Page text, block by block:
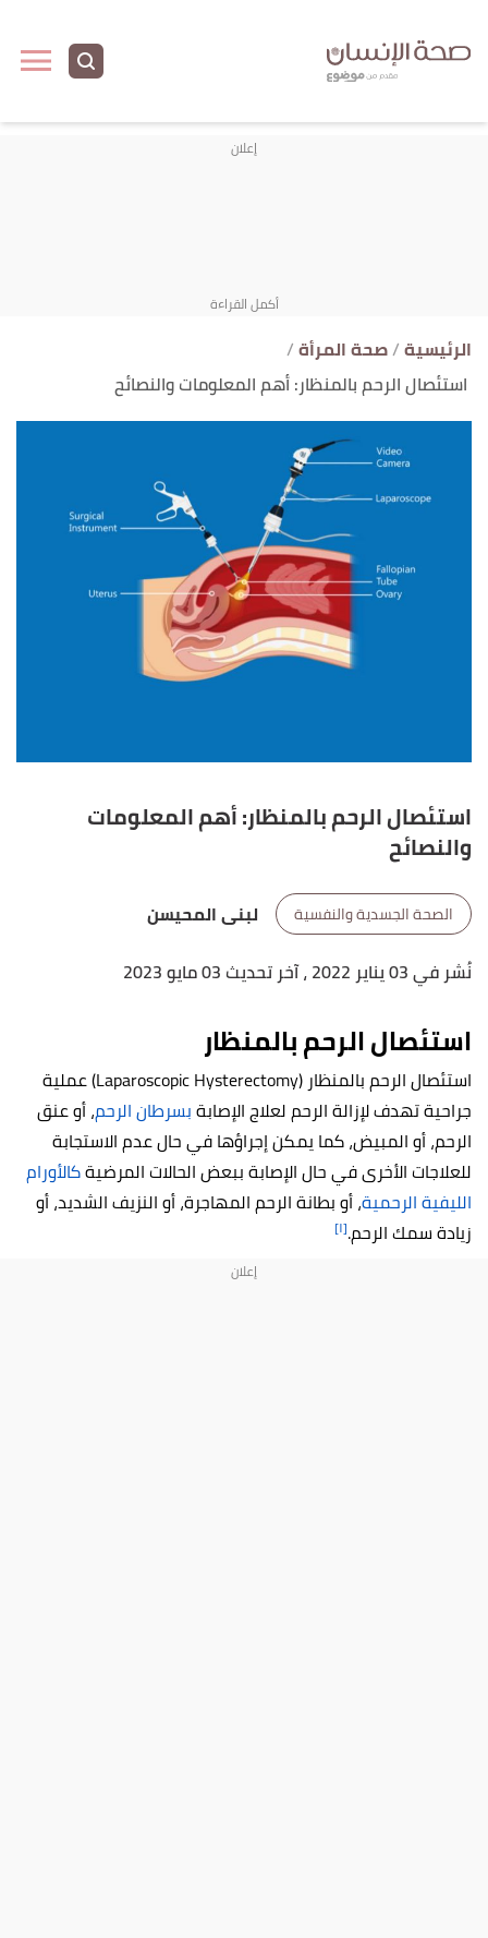
الرئيسية صحة المرأة
استئصال الرحم بالمنظار: أهم المعلومات والنصائح
استئصال الرحم بالمنظار: أهم المعلومات
والنصائح
الصحة الجسدية والنفسية
لبنى المحيسن
نُشر في 03 يناير 2022
، آخر تحديث 03 مايو 2023
استئصال الرحم بالمنظار
استئصال الرحم بالمنظار (Laparoscopic Hysterectomy) عملية
جراحية تهدف لإزالة الرحم لعلاج الإصابةبسرطان الرحم، أو عنق
الرحم، أو المبيض، كما يمكن إجراؤها في حال عدم الاستجابة
للعلاجات الأخرى في حال الإصابة ببعض الحالات المرضيةكالأورام
الليفية الرحمية، أو بطانة الرحم المهاجرة، أو النزيف الشديد، أو
زيادة سمك الرحم.[١]